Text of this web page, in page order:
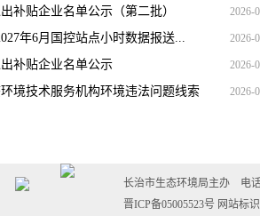
补贴企业名单公示（第二批） 2026-
年6月国控站点小时数据报送... 2026-
补贴企业名单公示 2026-
境技术服务机构环境违法问题线索 2026-
长治市生态环境局主办 电话
晋ICP备05005523号 网站标